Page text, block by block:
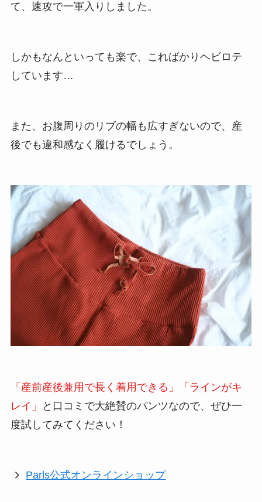
て、速攻で一軍入りしました。
しかもなんといっても楽で、こればかりヘビロテ
しています…
また、お腹周りのリブの幅も広すぎないので、産
後でも違和感なく履けるでしょう。
「産前産後兼用で長く着用できる」「ラインがキ
レイ」
と口コミで大絶賛のパンツなので、ぜひ一
度試してみてください！
Parls公式オンラインショップ